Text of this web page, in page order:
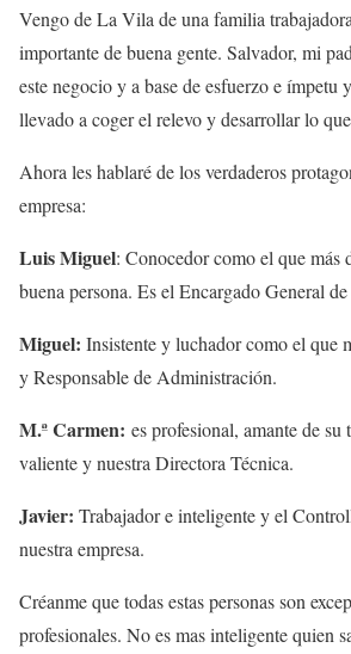
Vengo de La Vila de una familia
importante de buena gente. Salvador, mi
este negocio y a base de esfuerzo e ímpetu
llevado a coger el relevo y desarrollar lo
Ahora les hablaré de los verdaderos
empresa:
Luis Miguel: Conocedor como el que más
buena persona. Es el Encargado General
Miguel: Insistente y luchador como el que
y Responsable de Administración.
M.ª Carmen: es profesional, amante de su
valiente y nuestra Directora Técnica.
Javier: Trabajador e inteligente y el
nuestra empresa.
Créanme que todas estas personas son
profesionales. No es mas inteligente quien